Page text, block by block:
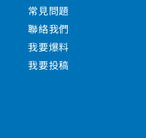
常見問題
聯絡我們
我要爆料
我要投稿